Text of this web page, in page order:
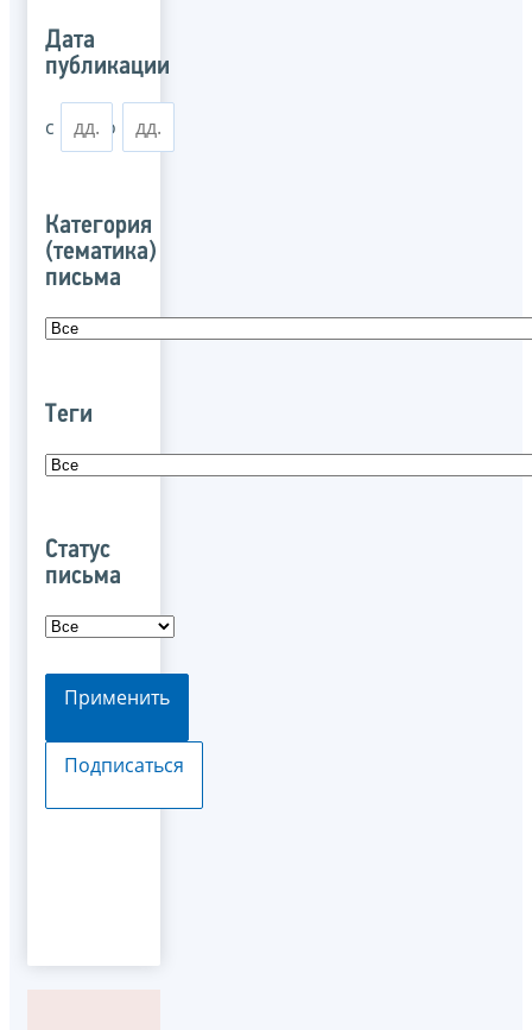
Дата
публикации
с по
Категория
(тематика)
письма
Теги
Статус
письма
Применить
Подписаться